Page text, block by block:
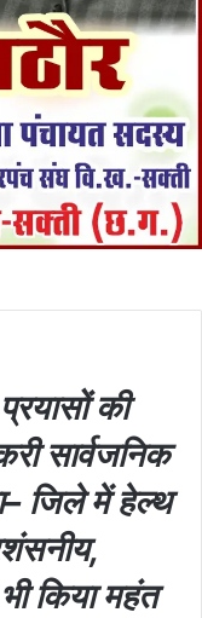
की
सार्वजनिक
जिले में हेल्थ
किया महंत